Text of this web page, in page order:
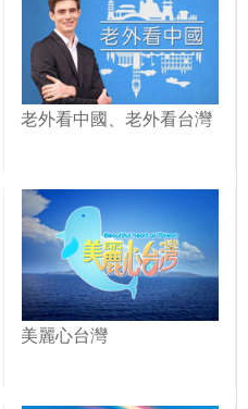
老外看中國、老外看台灣
美麗心台灣